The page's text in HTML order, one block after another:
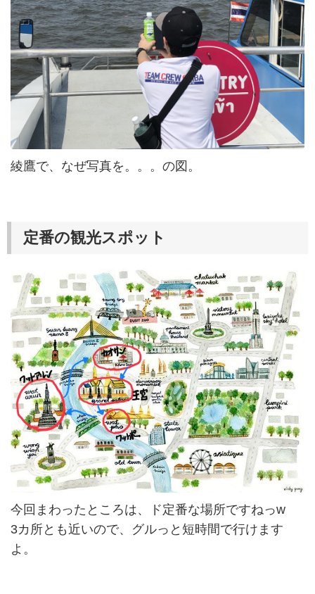
綾鷹で、なぜ写真を。。。の図。
定番の観光スポット
今回まわったところは、ド定番な場所ですねっw
3カ所とも近いので、グルっと短時間で行けます
よ。